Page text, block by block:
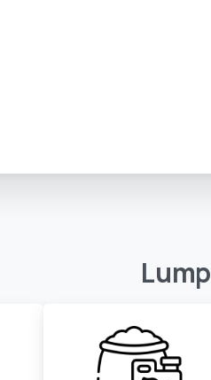
Lump